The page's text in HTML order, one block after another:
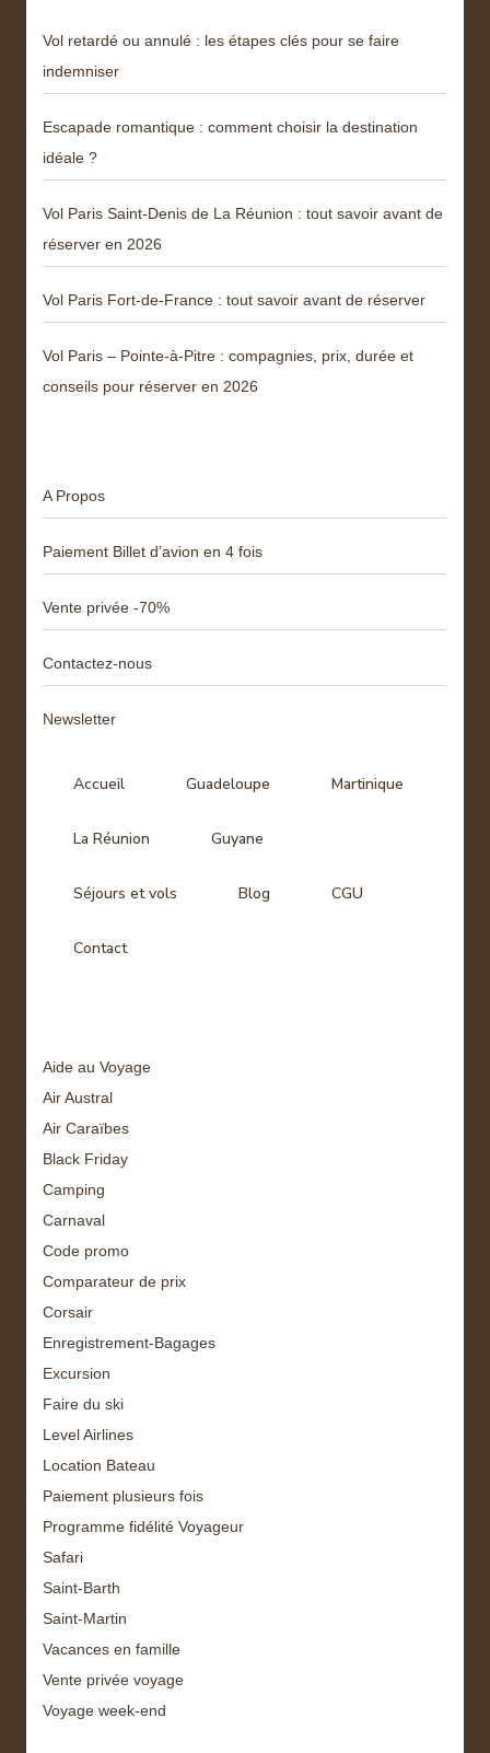
Vol retardé ou annulé : les étapes clés pour se faire
indemniser
Escapade romantique : comment choisir la destination
idéale ?
Vol Paris Saint-Denis de La Réunion : tout savoir avant de
réserver en 2026
Vol Paris Fort-de-France : tout savoir avant de réserver
Vol Paris – Pointe-à-Pitre : compagnies, prix, durée et
conseils pour réserver en 2026
A Propos
Paiement Billet d’avion en 4 fois
Vente privée -70%
Contactez-nous
Newsletter
Accueil Guadeloupe Martinique
La Réunion Guyane
Séjours et vols Blog CGU
Contact
Aide au Voyage
Air Austral
Air Caraïbes
Black Friday
Camping
Carnaval
Code promo
Comparateur de prix
Corsair
Enregistrement-Bagages
Excursion
Faire du ski
Level Airlines
Location Bateau
Paiement plusieurs fois
Programme fidélité Voyageur
Safari
Saint-Barth
Saint-Martin
Vacances en famille
Vente privée voyage
Voyage week-end